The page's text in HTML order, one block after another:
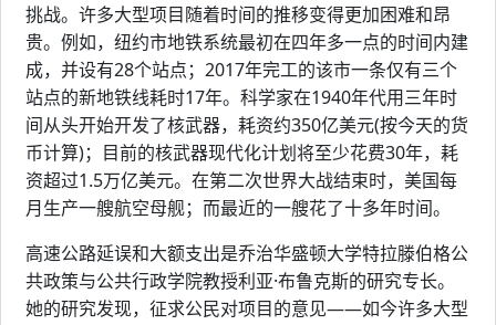
挑战。许多大型项目随着时间的推移变得更加困难和昂
贵。例如，纽约市地铁系统最初在四年多一点的时间内建
成，并设有28个站点；2017年完工的该市一条仅有三个
站点的新地铁线耗时17年。科学家在1940年代用三年时
间从头开始开发了核武器，耗资约350亿美元(按今天的货
币计算)；目前的核武器现代化计划将至少花费30年，耗
资超过1.5万亿美元。在第二次世界大战结束时，美国每
月生产一艘航空母舰；而最近的一艘花了十多年时间。
高速公路延误和大额支出是乔治华盛顿大学特拉滕伯格公
共政策与公共行政学院教授利亚·布鲁克斯的研究专长。
她的研究发现，征求公民对项目的意见——如今许多大型